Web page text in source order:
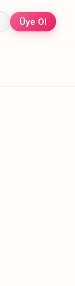
Üye Ol
Online randevu